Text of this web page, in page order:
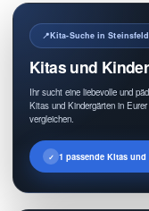
Kita-Suche in Steinsfeld
Kitas und
Ihr sucht eine liebevolle und
Kitas und Kindergärten in
vergleichen.
1 passende Kitas